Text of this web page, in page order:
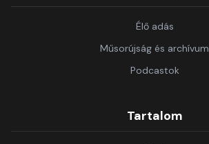
Élő adás
Műsorújság és archívum
Podcastok
Tartalom